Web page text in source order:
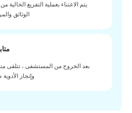
يتم الاعتناء بعملية التفريغ الخالية
الوثائق
بعد الخروج من المستشفى ، تتلقى
وإنجاز